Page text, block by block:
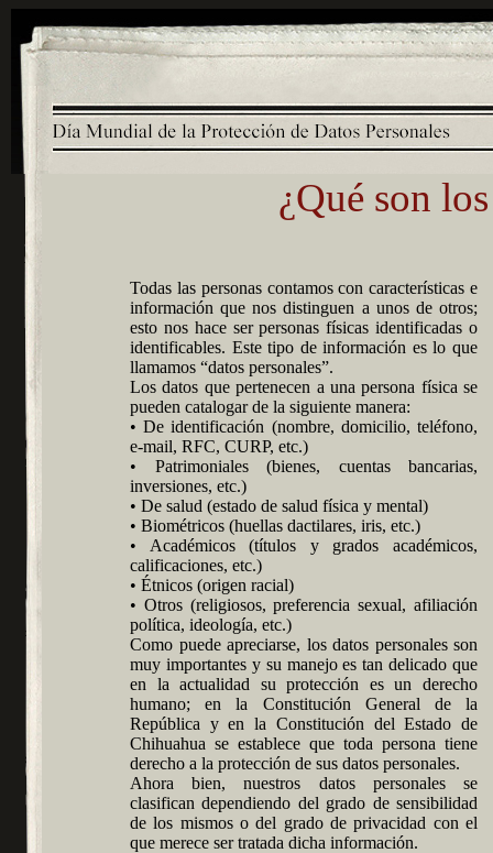
¿Qué son
Todas las personas contamos con características e
información que nos distinguen a unos de otros;
esto nos hace ser personas físicas identificadas o
identificables. Este tipo de información es lo que
llamamos “datos personales”.
Los datos que pertenecen a una persona física se
pueden catalogar de la siguiente manera:
• De identificación (nombre, domicilio, teléfono,
e-mail, RFC, CURP, etc.)
• Patrimoniales (bienes, cuentas bancarias,
inversiones, etc.)
• De salud (estado de salud física y mental)
• Biométricos (huellas dactilares, iris, etc.)
• Académicos (títulos y grados académicos,
calificaciones, etc.)
• Étnicos (origen racial)
• Otros (religiosos, preferencia sexual, afiliación
política, ideología, etc.)
Como puede apreciarse, los datos personales son
muy importantes y su manejo es tan delicado que
en la actualidad su protección es un derecho
humano; en la Constitución General de la
República y en la Constitución del Estado de
Chihuahua se establece que toda persona tiene
derecho a la protección de sus datos personales.
Ahora bien, nuestros datos personales se
clasifican dependiendo del grado de sensibilidad
de los mismos o del grado de privacidad con el
que merece ser tratada dicha información.